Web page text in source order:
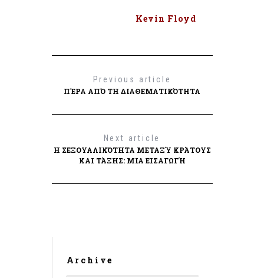
Kevin Floyd
Previous article
ΠΈΡΑ ΑΠΌ ΤΗ ΔΙΑΘΕΜΑΤΙΚΌΤΗΤΑ
Next article
Η ΣΕΞΟΥΑΛΙΚΌΤΗΤΑ ΜΕΤΑΞΎ ΚΡΆΤΟΥΣ
ΚΑΙ ΤΆΞΗΣ: ΜΙΑ ΕΙΣΑΓΩΓΉ
Archive